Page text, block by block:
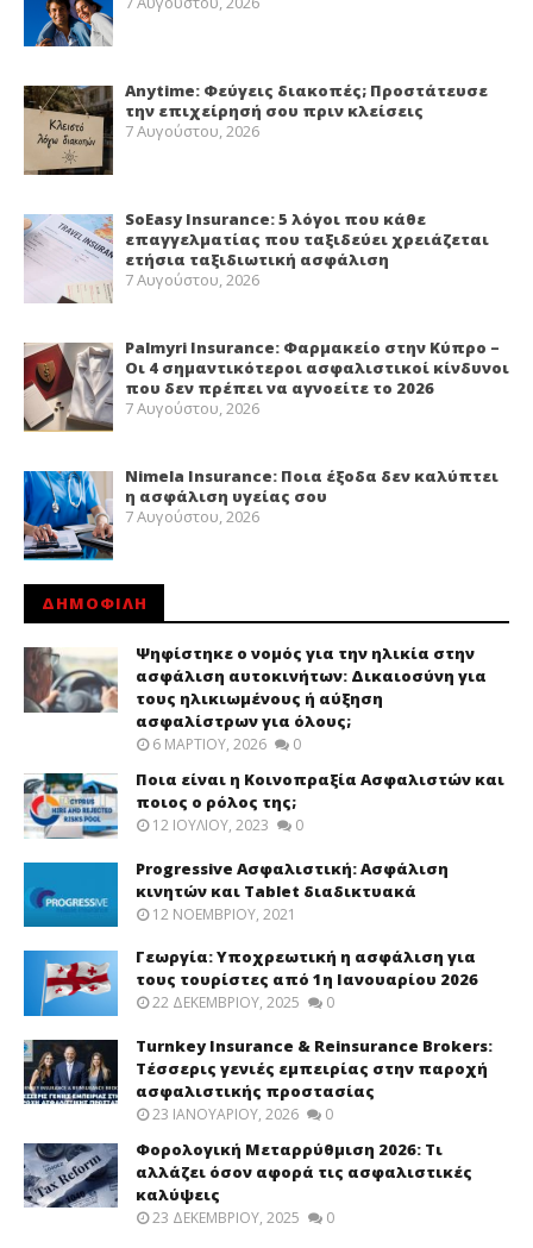
Anytime: Φεύγεις διακοπές; Προστάτευσε
την επιχείρησή σου πριν κλείσεις
7 Αυγούστου, 2026
SoEasy Insurance: 5 λόγοι που κάθε
επαγγελματίας που ταξιδεύει χρειάζεται
ετήσια ταξιδιωτική ασφάλιση
7 Αυγούστου, 2026
Palmyri Insurance: Φαρμακείο στην Κύπρο –
Οι 4 σημαντικότεροι ασφαλιστικοί κίνδυνοι
που δεν πρέπει να αγνοείτε το 2026
7 Αυγούστου, 2026
Nimela Insurance: Ποια έξοδα δεν καλύπτει
η ασφάλιση υγείας σου
7 Αυγούστου, 2026
ΔΗΜΟΦΙΛΗ
Ψηφίστηκε ο νομός για την ηλικία στην
ασφάλιση αυτοκινήτων: Δικαιοσύνη για
τους ηλικιωμένους ή αύξηση
ασφαλίστρων για όλους;
6 ΜΑΡΤΊΟΥ, 2026 0
Ποια είναι η Κοινοπραξία Ασφαλιστών και
ποιος ο ρόλος της;
12 ΙΟΥΛΊΟΥ, 2023 0
Progressive Ασφαλιστική: Ασφάλιση
κινητών και Tablet διαδικτυακά
12 ΝΟΕΜΒΡΊΟΥ, 2021
Γεωργία: Υποχρεωτική η ασφάλιση για
τους τουρίστες από 1η Ιανουαρίου 2026
22 ΔΕΚΕΜΒΡΊΟΥ, 2025 0
Turnkey Insurance & Reinsurance Brokers:
Τέσσερις γενιές εμπειρίας στην παροχή
ασφαλιστικής προστασίας
23 ΙΑΝΟΥΑΡΊΟΥ, 2026 0
Φορολογική Μεταρρύθμιση 2026: Τι
αλλάζει όσον αφορά τις ασφαλιστικές
καλύψεις
23 ΔΕΚΕΜΒΡΊΟΥ, 2025 0